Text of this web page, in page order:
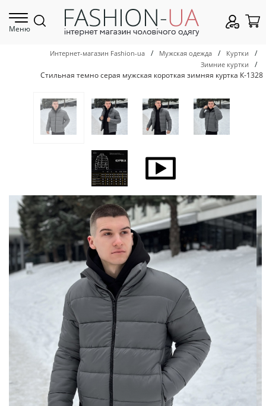
Меню
Интернет-магазин Fashion-ua / Мужская одежда / Куртки /
Зимние куртки
/
Стильная темно серая мужская короткая зимняя куртка К-1328